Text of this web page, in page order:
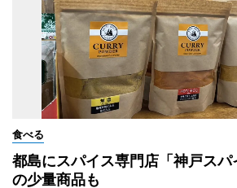
食べる
都島にスパイス専門店「神戸ス
の少量商品も